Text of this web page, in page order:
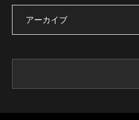
アーカイブ